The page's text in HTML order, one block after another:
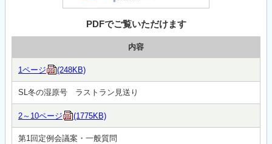
PDFでご覧いただけます
内容
1ページ (248KB)
SL冬の湿原号 ラストラン見送り
2～10ページ (1775KB)
第1回定例会議案・一般質問